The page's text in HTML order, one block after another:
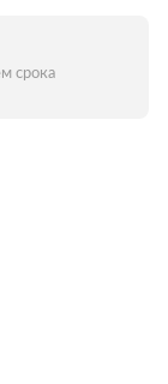
срока